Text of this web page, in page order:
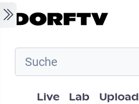
Skip to main content
Hauptnavigation
Live Lab Upload